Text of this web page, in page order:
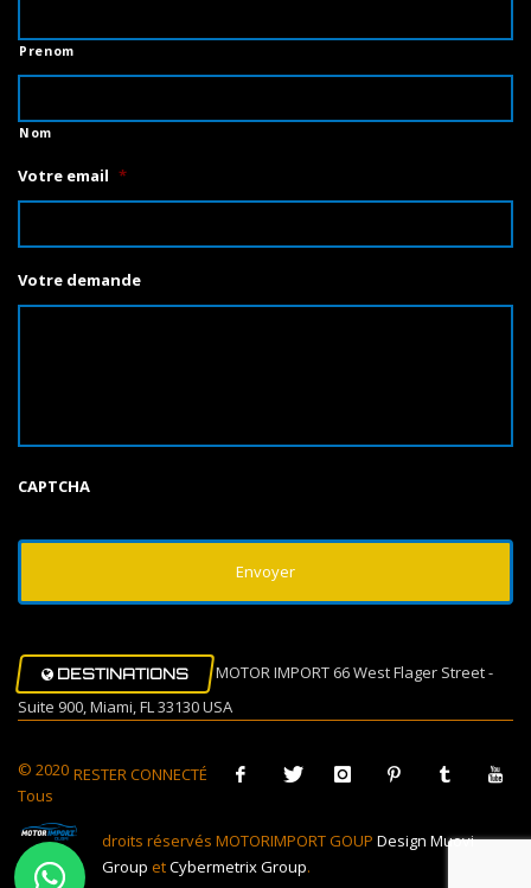
Prenom
Nom
Votre email *
Votre demande
CAPTCHA
DESTINATIONS
MOTOR IMPORT 66 West Flager Street -
Suite 900, Miami, FL 33130 USA
RESTER CONNECTÉ
© 2020
Tous
droits réservés MOTORIMPORT GOUP Design Muovi
Group etCybermetrix Group.